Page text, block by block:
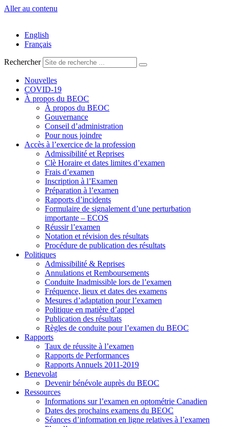
Aller au contenu
English
Français
Rechercher
Nouvelles
COVID-19
À propos du BEOC
À propos du BEOC
Gouvernance
Conseil d’administration
Pour nous joindre
Accès à l’exercice de la profession
Admissibilité et Reprises
Clè Horaire et dates limites d’examen
Frais d’examen
Inscription à l’Examen
Préparation à l’examen
Rapports d’incidents
Formulaire de signalement d’une perturbation
importante – ECOS
Réussir l’examen
Notation et révision des résultats
Procédure de publication des résultats
Politiques
Admissibilité & Reprises
Annulations et Remboursements
Conduite Inadmissible lors de l’examen
Fréquence, lieux et dates des examens
Mesures d’adaptation pour l’examen
Politique en matière d’appel
Publication des résultats
Règles de conduite pour l’examen du BEOC
Rapports
Taux de réussite à l’examen
Rapports de Performances
Rapports Annuels 2011-2019
Benevolat
Devenir bénévole auprès du BEOC
Ressources
Informations sur l’examen en optométrie Canadien
Dates des prochains examens du BEOC
Séances d’information en ligne relatives à l’examen